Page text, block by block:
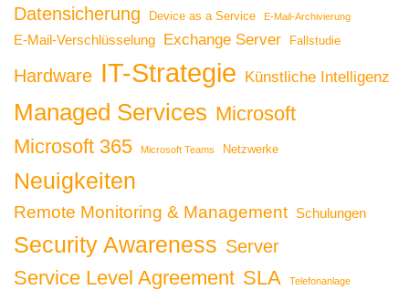
Datensicherung Device as a Service E-Mail-Archivierung
E-Mail-Verschlüsselung Exchange Server Fallstudie
Hardware IT-Strategie Künstliche Intelligenz
Managed Services Microsoft
Microsoft 365
Microsoft Teams Netzwerke
Neuigkeiten
Remote Monitoring & Management Schulungen
Security Awareness Server
Service Level Agreement SLA Telefonanlage